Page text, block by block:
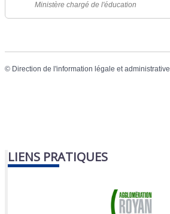
Ministère chargé de l'éducation
© Direction de l'information légale et administrative
LIENS PRATIQUES